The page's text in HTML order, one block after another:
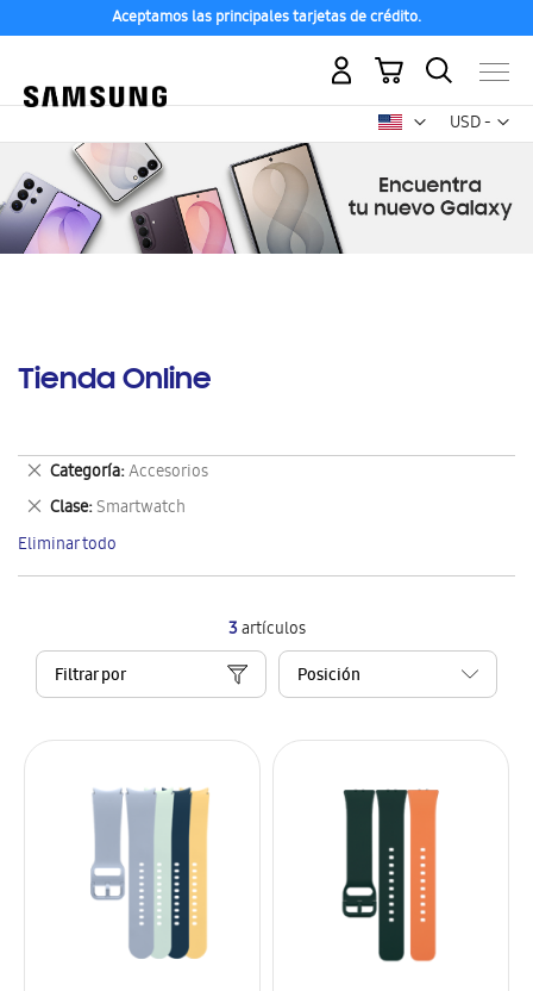
Aceptamos las principales tarjetas de crédito.
USD -
dólar
Mi carrito
Tienda Online
3artículos
Filtrar por
Categoría Accesorios
Eliminar
este
artículo
Clase Smartwatch
Eliminar
este
artículo
Eliminar todo